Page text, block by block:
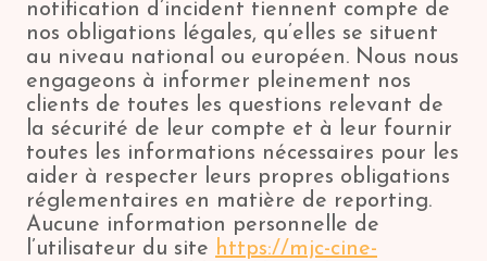
notification d’incident tiennent compte de
nos obligations légales, qu’elles se situent
au niveau national ou européen. Nous nous
engageons à informer pleinement nos
clients de toutes les questions relevant de
la sécurité de leur compte et à leur fournir
toutes les informations nécessaires pour les
aider à respecter leurs propres obligations
réglementaires en matière de reporting.
Aucune information personnelle de
l’utilisateur du site https://mjc-cine-